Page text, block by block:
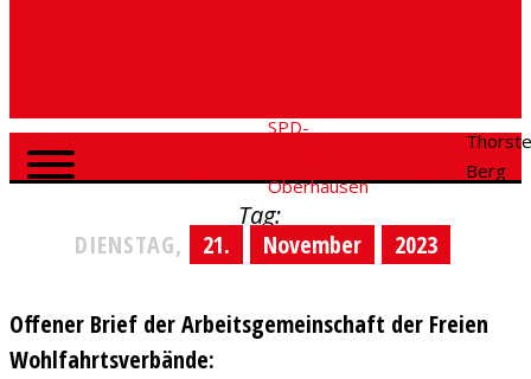
SPD-
Oberhausen
Berg
Tag:
DIENSTAG,
21. November 2023
Offener Brief der Arbeitsgemeinschaft der Freien
Wohlfahrtsverbände: